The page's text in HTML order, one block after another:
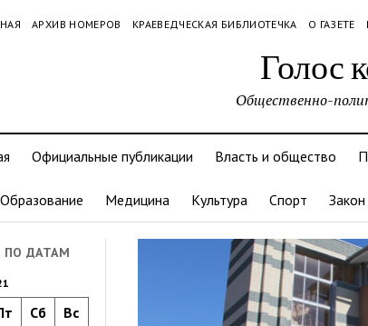
АРХИВ НОМЕРОВ КРАЕВЕДЧЕСКАЯ БИБЛИОТЕЧКА О ГАЗЕТЕ
Голос
Общественно-
Официальные публикации Власть и общество
Образование Медицина Культура Спорт
ПО ДАТАМ
Сб Вс